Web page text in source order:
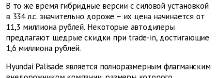
В то же время гибридные версии с силовой установкой
в 334 л.с. значительно дороже – их цена начинается от
11,3 миллиона рублей. Некоторые автодилеры
предлагают щедрые скидки при trade-in, достигающие
1,6 миллиона рублей.
Hyundai Palisade является полноразмерным флагманским